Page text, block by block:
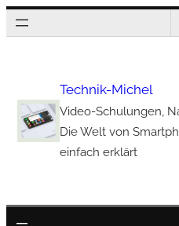
Zum
Inhalt
Technik-Michel
Video-Schulungen,
Die Welt von
einfach erklärt